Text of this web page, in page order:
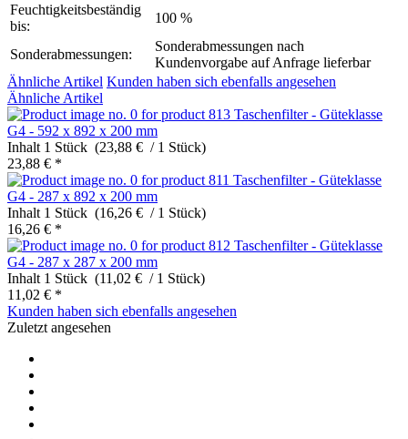
Feuchtigkeitsbeständig
bis:
100 %
Sonderabmessungen:
Sonderabmessungen nach
Kundenvorgabe auf Anfrage lieferbar
Ähnliche Artikel Kunden haben sich ebenfalls angesehen
Ähnliche Artikel
Taschenfilter - Güteklasse
G4 - 592 x 892 x 200 mm
Inhalt 1 Stück (23,88 € / 1 Stück)
23,88 € *
Taschenfilter - Güteklasse
G4 - 287 x 892 x 200 mm
Inhalt 1 Stück (16,26 € / 1 Stück)
16,26 € *
Taschenfilter - Güteklasse
G4 - 287 x 287 x 200 mm
Inhalt 1 Stück (11,02 € / 1 Stück)
11,02 € *
Kunden haben sich ebenfalls angesehen
Zuletzt angesehen